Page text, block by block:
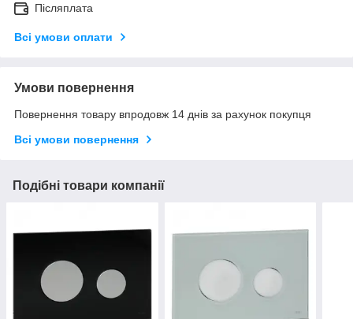
Післяплата
Всі умови оплати
Умови повернення
Повернення товару впродовж 14 днів за рахунок покупця
Всі умови повернення
Подібні товари компанії